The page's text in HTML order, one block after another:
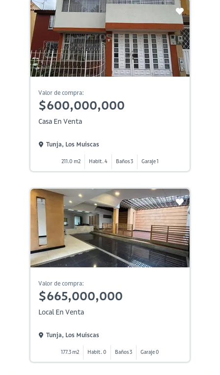
Valor de compra:
$600,000,000
Casa En Venta
Tunja, Los Muiscas
211.0 m2 Habit. 4 Baños 3 Garaje 1
Valor de compra:
$665,000,000
Local En Venta
Tunja, Los Muiscas
177.3 m2 Habit. 0 Baños 3 Garaje 0